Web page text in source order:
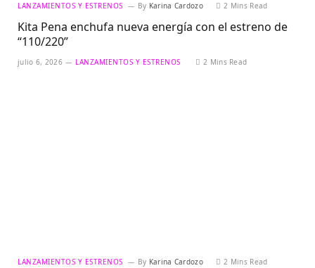
LANZAMIENTOS Y ESTRENOS By Karina Cardozo 2 Mins Read
Kita Pena enchufa nueva energía con el estreno de
“110/220”
julio 6, 2026 LANZAMIENTOS Y ESTRENOS 2 Mins Read
LANZAMIENTOS Y ESTRENOS By Karina Cardozo 2 Mins Read